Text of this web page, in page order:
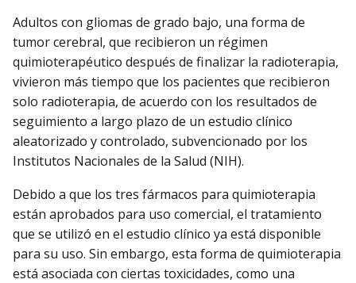
Adultos con gliomas de grado bajo, una forma de
tumor cerebral, que recibieron un régimen
quimioterapéutico después de finalizar la radioterapia,
vivieron más tiempo que los pacientes que recibieron
solo radioterapia, de acuerdo con los resultados de
seguimiento a largo plazo de un estudio clínico
aleatorizado y controlado, subvencionado por los
Institutos Nacionales de la Salud (NIH).
Debido a que los tres fármacos para quimioterapia
están aprobados para uso comercial, el tratamiento
que se utilizó en el estudio clínico ya está disponible
para su uso. Sin embargo, esta forma de quimioterapia
está asociada con ciertas toxicidades, como una